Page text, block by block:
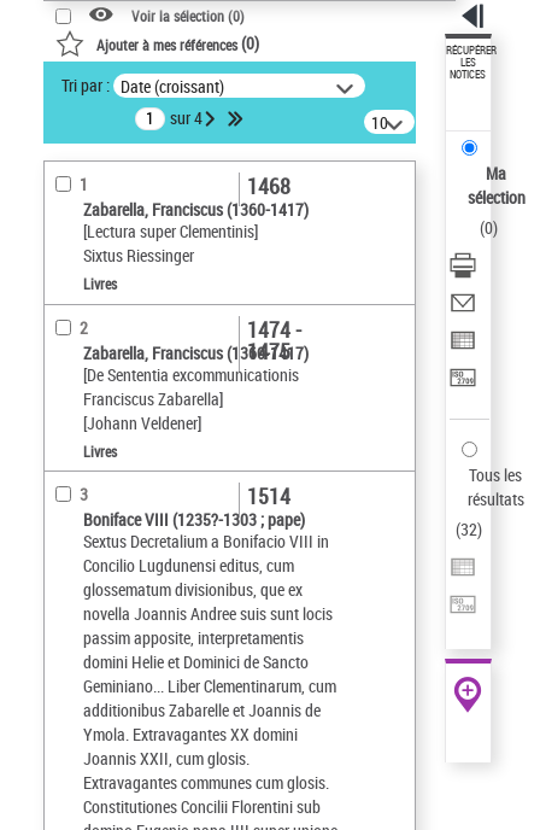
Voir la sélection (0)
Ajouter à mes références(0)
Tri par : Date (croissant)
sur 4
10
résultats/page
1
Zabarella, Franciscus (1360-1417)
[Lectura super Clementinis]
Sixtus Riessinger
1468
Livres
2
Zabarella, Franciscus (1360-1417)
[De Sententia excommunicationis
Franciscus Zabarella]
[Johann Veldener]
1474 -
1475
Livres
3
Boniface VIII (1235?-1303 ; pape)
Sextus Decretalium a Bonifacio VIII in
Concilio Lugdunensi editus, cum
glossematum divisionibus, que ex
novella Joannis Andree suis sunt locis
passim apposite, interpretamentis
domini Helie et Dominici de Sancto
Geminiano... Liber Clementinarum, cum
additionibus Zabarelle et Joannis de
Ymola. Extravagantes XX domini
Joannis XXII, cum glosis.
Extravagantes communes cum glosis.
Constitutiones Concilii Florentini sub
1514
RÉCUPÉRER
LES
NOTICES
Ma
sélection
(0)
Tous les
résultats
(32)